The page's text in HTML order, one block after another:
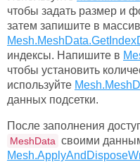
чтобы задать размер и
затем запишите в
индексы. Напишите в
чтобы установить
используйте
данных подсетки.
После заполнения
MeshData своими